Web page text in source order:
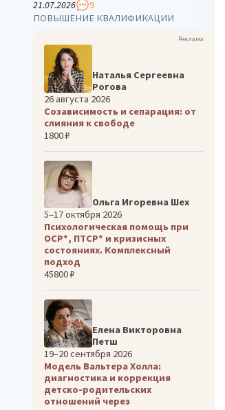
21.07.2026
9
ПОВЫШЕНИЕ КВАЛИФИКАЦИИ
Реклама
Наталья Сергеевна
Рогова
26 августа 2026
Созависимость и сепарация: от
слияния к свободе
1800 ₽
Ольга Игоревна Шех
5–17 октября 2026
Психологическая помощь при
ОСР*, ПТСР* и кризисных
состояниях. Комплексный
подход
45800 ₽
Елена Викторовна
Петш
19–20 сентября 2026
Модель Вальтера Холла:
диагностика и коррекция
детско-родительских
отношений через